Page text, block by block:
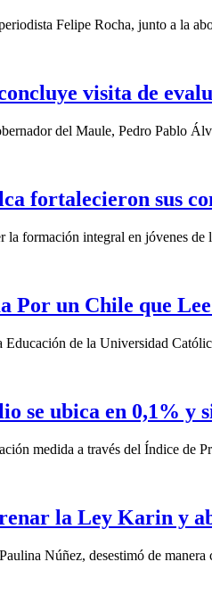
Felipe Rocha, junto a la
visita de
del Maule, Pedro Pablo
fortalecieron sus
la formación integral en jóvenes de
Por un Chile que
Educación de la Universidad
se ubica en 0,1% y
medida a través del Índice de
la Ley Karin y
Núñez, desestimó de manera